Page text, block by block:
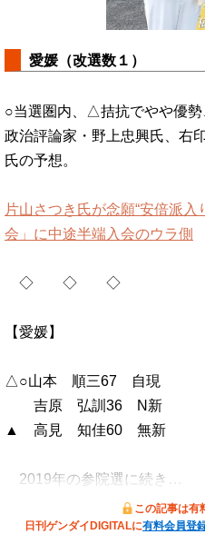
愛媛（改選数１）
○当選圏内、△拮抗でやや優
政治評論家・野上忠興氏、右
氏の予想。
片山さつき氏が念願“安倍派
会」に中途半端入会のウラ側
◇ ◇ ◇
【愛媛】
△○山本 順三67 自現
吉原 弘訓36 N新
▲ 高見 知佳60 無新
2019年の参院選に続き…
この記事は有
日刊ゲンダイDIGITALに有料会員登